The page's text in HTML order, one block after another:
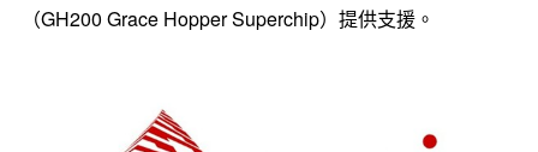
（GH200 Grace Hopper Superchip）提供支援。